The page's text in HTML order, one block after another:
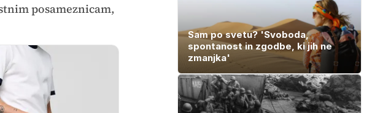
posameznicam,
Sam po svetu? 'Svoboda,
spontanost in zgodbe, ki jih ne
zmanjka'